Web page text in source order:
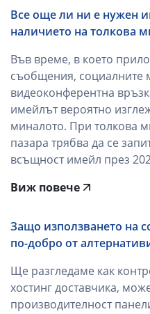
Все още ли ни е нужен
наличието на толкова
Във време, в което
съобщения, социалните
видеоконферентна
имейлът вероятно
миналото. При толкова
пазара трябва да се
всъщност имейл през
Виж повече
Защо използването на
по-добро от
Ще разгледаме как
хостинг доставчика,
производителност